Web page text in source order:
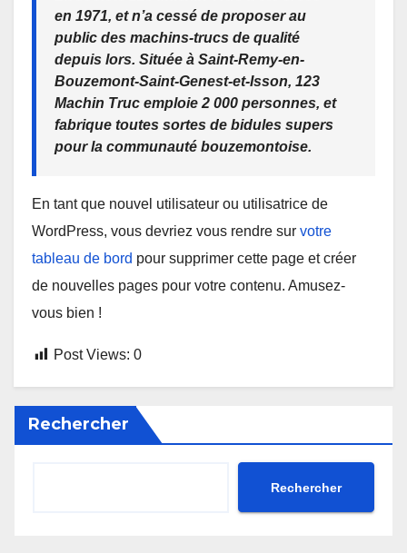
en 1971, et n’a cessé de proposer au
public des machins-trucs de qualité
depuis lors. Située à Saint-Remy-en-
Bouzemont-Saint-Genest-et-Isson, 123
Machin Truc emploie 2 000 personnes, et
fabrique toutes sortes de bidules supers
pour la communauté bouzemontoise.
En tant que nouvel utilisateur ou utilisatrice de
WordPress, vous devriez vous rendre sur votre
tableau de bord pour supprimer cette page et créer
de nouvelles pages pour votre contenu. Amusez-
vous bien !
Post Views: 0
Rechercher
Rechercher